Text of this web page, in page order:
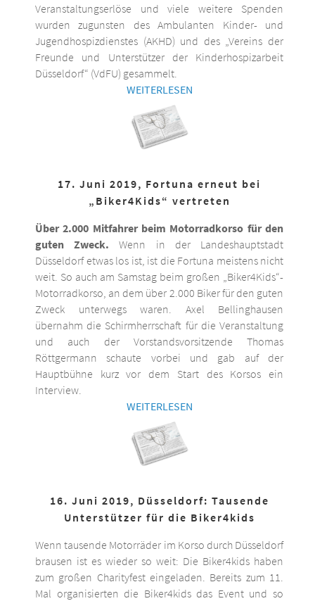
Veranstaltungserlöse und viele weitere Spenden
wurden zugunsten des Ambulanten Kinder- und
Jugendhospizdienstes (AKHD) und des „Vereins der
Freunde und Unterstützer der Kinderhospizarbeit
Düsseldorf“ (VdFU) gesammelt.
WEITERLESEN
17. Juni 2019, Fortuna erneut bei
„Biker4Kids“ vertreten
Über 2.000 Mitfahrer beim Motorradkorso für den
guten Zweck. Wenn in der Landeshauptstadt
Düsseldorf etwas los ist, ist die Fortuna meistens nicht
weit. So auch am Samstag beim großen „Biker4Kids“-
Motorradkorso, an dem über 2.000 Biker für den guten
Zweck unterwegs waren. Axel Bellinghausen
übernahm die Schirmherrschaft für die Veranstaltung
und auch der Vorstandsvorsitzende Thomas
Röttgermann schaute vorbei und gab auf der
Hauptbühne kurz vor dem Start des Korsos ein
Interview.
WEITERLESEN
16. Juni 2019, Düsseldorf: Tausende
Unterstützer für die Biker4kids
Wenn tausende Motorräder im Korso durch Düsseldorf
brausen ist es wieder so weit: Die Biker4kids haben
zum großen Charityfest eingeladen. Bereits zum 11.
Mal organisierten die Biker4kids das Event und so